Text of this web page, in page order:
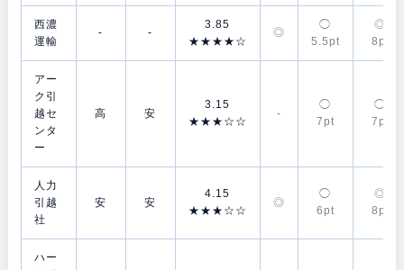
西濃
運輸
- -
3.85
★★★★☆
◎
◯
5.5pt
◎
8pt
アー
ク引
越セ
ンタ
ー
高 安
3.15
★★★☆☆
-
◯
7pt
◯
7pt
人力
引越
社
安 安
4.15
★★★☆☆
◎
◯
6pt
◎
8pt
ハー